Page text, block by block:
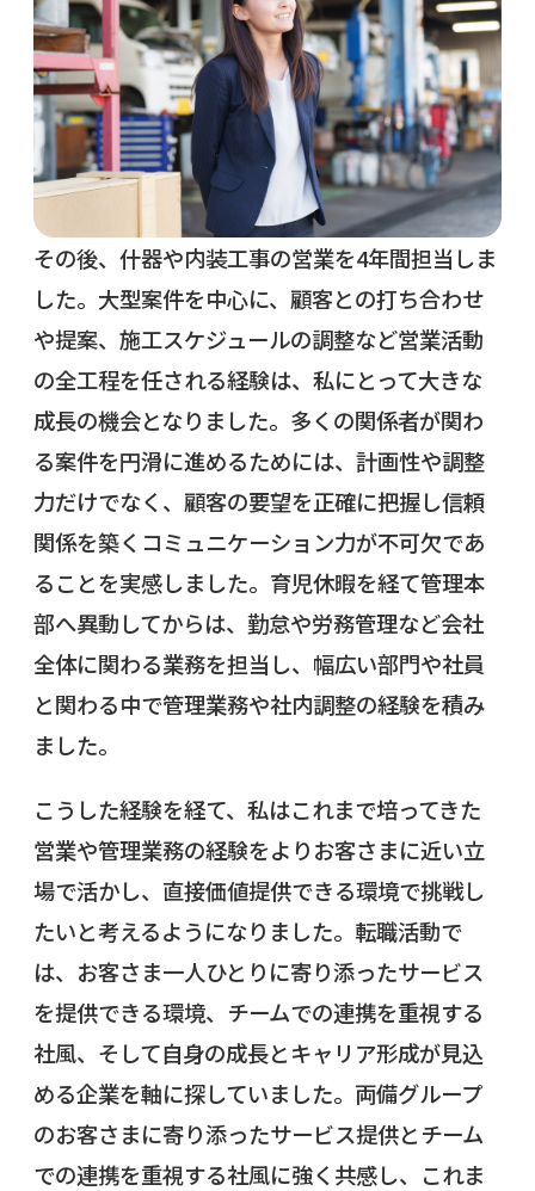
その後、什器や内装工事の営業を4年間担当しま
した。大型案件を中心に、顧客との打ち合わせ
や提案、施工スケジュールの調整など営業活動
の全工程を任される経験は、私にとって大きな
成長の機会となりました。多くの関係者が関わ
る案件を円滑に進めるためには、計画性や調整
力だけでなく、顧客の要望を正確に把握し信頼
関係を築くコミュニケーション力が不可欠であ
ることを実感しました。育児休暇を経て管理本
部へ異動してからは、勤怠や労務管理など会社
全体に関わる業務を担当し、幅広い部門や社員
と関わる中で管理業務や社内調整の経験を積み
ました。
こうした経験を経て、私はこれまで培ってきた
営業や管理業務の経験をよりお客さまに近い立
場で活かし、直接価値提供できる環境で挑戦し
たいと考えるようになりました。転職活動で
は、お客さま一人ひとりに寄り添ったサービス
を提供できる環境、チームでの連携を重視する
社風、そして自身の成長とキャリア形成が見込
める企業を軸に探していました。両備グループ
のお客さまに寄り添ったサービス提供とチーム
での連携を重視する社風に強く共感し、これま